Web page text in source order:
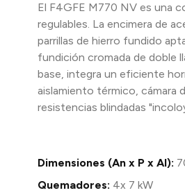
El F4GFE M770 NV es una
regulables. La encimera de
parrillas de hierro fundido
fundición cromada de doble
base, integra un eficiente
aislamiento térmico, cámara
resistencias blindadas
Dimensiones (An x P x Al):
Quemadores: 4x 7 kW